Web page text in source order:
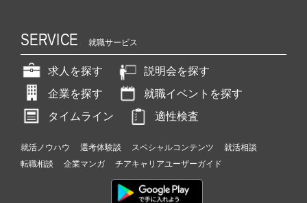
SERVICE 就職サービス
求人を探す
説明会を探す
企業を探す
就職イベントを探す
タイムライン
適性検査
就活ノウハウ 選考体験談 スペシャルコンテンツ
就活相談
転職相談
企業マンガ チアキャリアユーザーガイド